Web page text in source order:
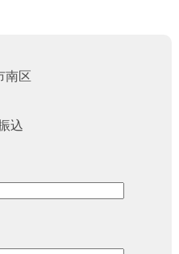
南区
込